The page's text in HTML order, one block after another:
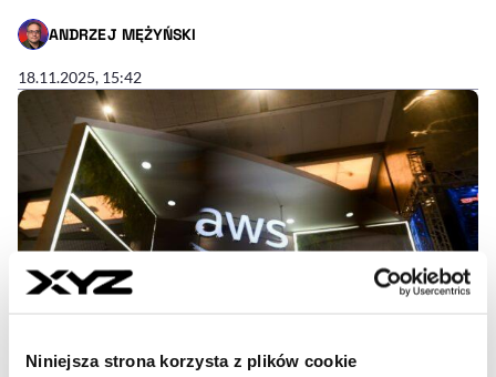
Niniejsza strona korzysta z plików cookie
ANDRZEJ MĘŻYŃSKI
- AUTOR ARTYKUŁU - PROFIL
18.11.2025, 15:42